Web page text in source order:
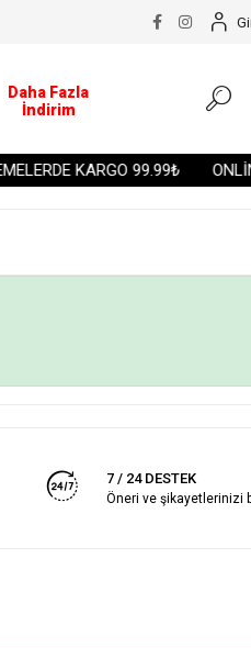
KARGO 99.99₺
Daha Fazla
İndirim
7 / 24 DESTEK
Öneri ve şikayetlerinizi